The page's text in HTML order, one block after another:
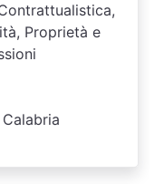
Proprietà e